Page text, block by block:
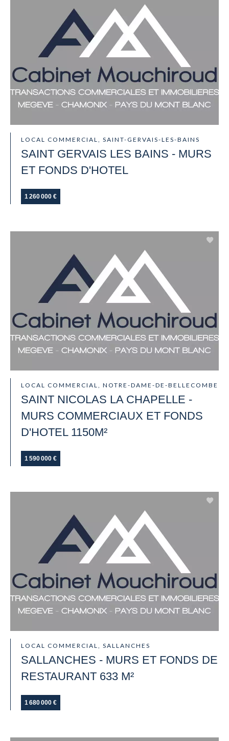
LOCAL COMMERCIAL, SAINT-GERVAIS-LES-BAINS
SAINT GERVAIS LES BAINS - MURS
ET FONDS D'HOTEL
1 260 000 €
LOCAL COMMERCIAL, NOTRE-DAME-DE-BELLECOMBE
SAINT NICOLAS LA CHAPELLE -
MURS COMMERCIAUX ET FONDS
D'HOTEL 1150M²
1 590 000 €
LOCAL COMMERCIAL, SALLANCHES
SALLANCHES - MURS ET FONDS DE
RESTAURANT 633 M²
1 680 000 €